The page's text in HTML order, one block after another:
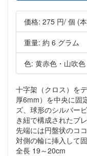
価格: 275 円/ 個 (
重量: 約 6 グラム
色: 黄赤色・山吹
十字架（クロス）を
厚6mm）を中央に固
ズ、球形のシルバー
き紐で構成されたブ
先端には円盤状のコ
対側の輪に挿入して固
全長 19～20cm